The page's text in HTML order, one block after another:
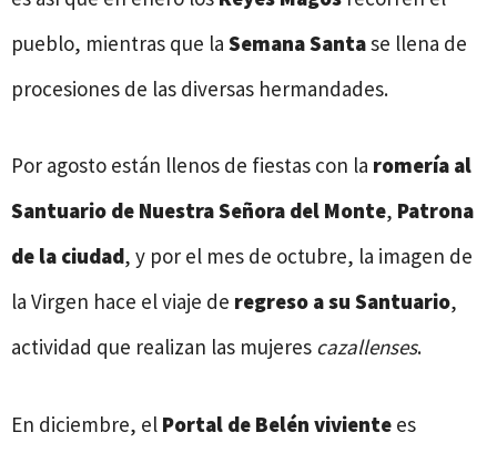
pueblo, mientras que la Semana Santase llena de
procesiones de las diversas hermandades.
Por agosto están llenos de fiestas con la romería al
Santuario de Nuestra Señora del Monte, Patrona
de la ciudad, y por el mes de octubre, la imagen de
la Virgen hace el viaje de regreso a su Santuario,
actividad que realizan las mujeres cazallenses.
En diciembre, el Portal de Belén viviente es